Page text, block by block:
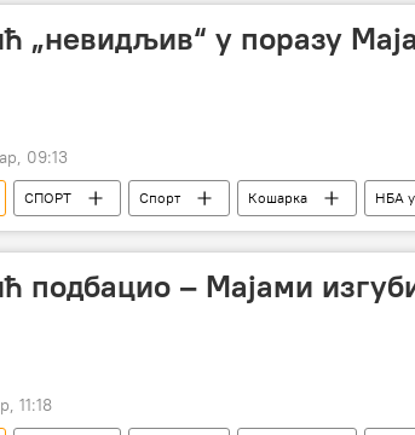
„невидљив“ у поразу
09:13
СПОРТ Спорт Кошарка НБА у
подбацио – Мајами
11:18